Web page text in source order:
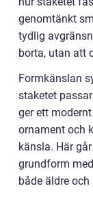
genomtänkt
tydlig
borta, utan att
Formkänslan
staketet
ger ett
ornament och
känsla. Här
grundform
både äldre och